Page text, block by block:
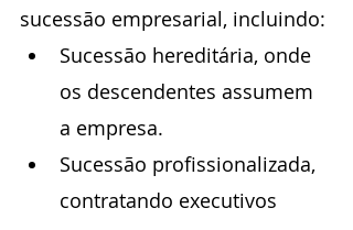
sucessão empresarial, incluindo:
Sucessão hereditária, onde
os descendentes assumem
a empresa.
Sucessão profissionalizada,
contratando executivos